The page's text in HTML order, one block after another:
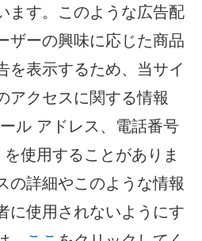
ます。このような広告配
ザーの興味に応じた商品
を表示するため、当サイ
アクセスに関する情報
ル アドレス、電話番号
使用することがありま
の詳細やこのような情報
に使用されないようにす